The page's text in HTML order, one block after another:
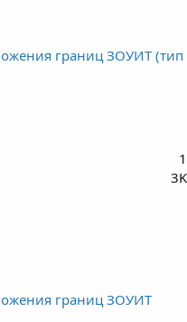
границ ЗОУИТ (тип
1
3K
границ ЗОУИТ